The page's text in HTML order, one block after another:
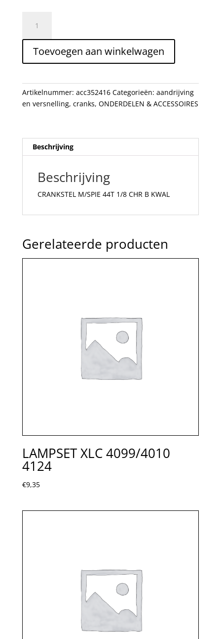
M/SPIE
44T
CHR
KWAL
aantal
Toevoegen aan winkelwagen
Artikelnummer: acc352416 Categorieën: aandrijving
en versnelling, cranks, ONDERDELEN & ACCESSOIRES
Beschrijving
Beschrijving
CRANKSTEL M/SPIE 44T 1/8 CHR B KWAL
Gerelateerde producten
LAMPSET XLC 4099/4010
4124
€9,35